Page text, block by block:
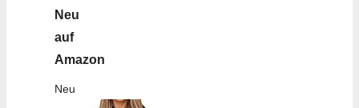
Neu
auf
Amazon
Neu